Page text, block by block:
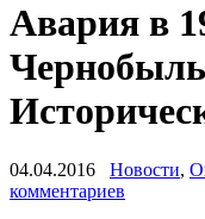
Авария в
04.04.2016 Новости,
комментариев